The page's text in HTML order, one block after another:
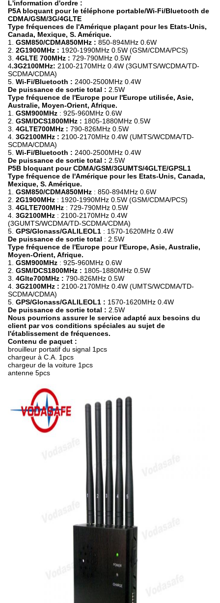
L'information d'ordre :
P5A bloquant pour le téléphone portable/Wi-Fi/Bluetooth de
CDMA/GSM/3G/4GLTE
Type fréquences de l'Amérique plaçant pour les Etats-Unis,
Canada, Mexique, S. Amérique.
1. GSM850/CDMA850MHz : 850-894MHz 0.6W
2. 2G1900MHz : 1920-1990MHz 0.5W (GSM/CDMA/PCS)
3. 4GLTE 700MHz : 729-790MHz 0.5W
4.3G2100MHz: 2100-2170MHz 0.4W (3GUMTS/WCDMA/TD-
SCDMA/CDMA)
5. Wi-Fi/Bluetooth : 2400-2500MHz 0.4W
De puissance de sortie total : 2.5W
Type fréquence de l'Europe pour l'Europe utilisée, Asie,
Australie, Moyen-Orient, Afrique.
1. GSM900MHz : 925-960MHz 0.6W
2. GSM/DCS1800MHz : 1805-1880MHz 0.5W
3. 4GLTE700MHz : 790-826MHz 0.5W
4. 3G2100MHz : 2100-2170MHz 0.4W (UMTS/WCDMA/TD-
SCDMA/CDMA)
5. Wi-Fi/Bluetooth : 2400-2500MHz 0.4W
De puissance de sortie total : 2.5W
P5B bloquant pour CDMA/GSM/3GUMTS/4GLTE/GPSL1
Type fréquence de l'Amérique pour les Etats-Unis, Canada,
Mexique, S. Amérique.
1. GSM850/CDMA850MHz : 850-894MHz 0.6W
2. 2G1900MHz : 1920-1990MHz 0.5W (GSM/CDMA/PCS)
3. 4GLTE700MHz : 729-790MHz 0.5W
4. 3G2100MHz : 2100-2170MHz 0.4W
(3GUMTS/WCDMA/TD-SCDMA/CDMA)
5. GPS/Glonass/GALILEOL1 : 1570-1620MHz 0.4W
De puissance de sortie total : 2.5W
Type fréquence de l'Europe pour l'Europe, Asie, Australie,
Moyen-Orient, Afrique.
1. GSM900MHz : 925-960MHz 0.6W
2. GSM/DCS1800MHz : 1805-1880MHz 0.5W
3. 4Glte700MHz : 790-826MHz 0.5W
4. 3G2100MHz : 2100-2170MHz 0.4W (UMTS/WCDMA/TD-
SCDMA/CDMA)
5. GPS/Glonass/GALILEOL1 : 1570-1620MHz 0.4W
De puissance de sortie total : 2.5W
Nous pourrions assurer le service adapté aux besoins du
client par vos conditions spéciales au sujet de
l'établissement de fréquences.
Contenu de paquet :
brouilleur portatif du signal 1pcs
chargeur à C.A. 1pcs
chargeur de la voiture 1pcs
antenne 5pcs